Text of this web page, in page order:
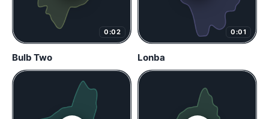
0:02
Bulb Two
0:01
Lonba